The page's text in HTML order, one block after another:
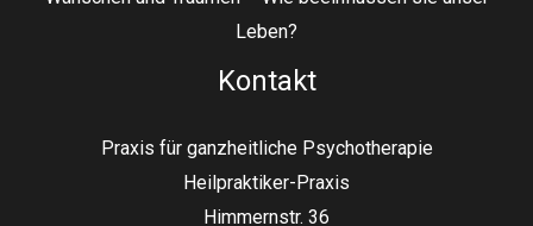
Leben?
Kontakt
Praxis für ganzheitliche Psychotherapie
Heilpraktiker-Praxis
Himmernstr. 36